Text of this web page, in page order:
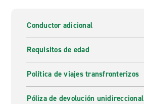
Conductor adicional
Requisitos de edad
Política de viajes transfronterizos
Póliza de devolución unidireccional